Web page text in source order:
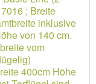
; Breite
inklusive
von 140 cm.
vom
400cm Höhe